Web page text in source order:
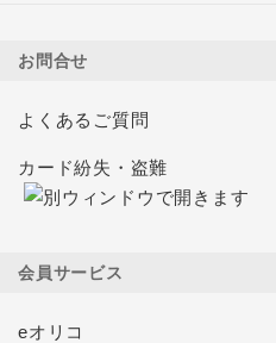
お問合せ
よくあるご質問
カード紛失・盗難
会員サービス
eオリコ